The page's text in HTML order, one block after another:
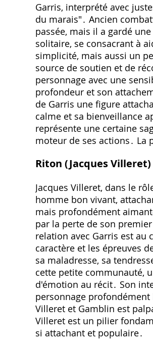
Garris‚ interprété avec
du marais"․ Ancien
passée‚ mais il a gardé
solitaire‚ se consacrant à
simplicité‚ mais aussi un
source de soutien et de
personnage avec une
profondeur et son
de Garris une figure
calme et sa bienveillance
représente une certaine
moteur de ses actions․
Riton (Jacques Villeret)
Jacques Villeret‚ dans le
homme bon vivant‚
mais profondément
par la perte de son
relation avec Garris est
caractère et les épreuves
sa maladresse‚ sa
cette petite communauté‚
d'émotion au récit․ Son
personnage profondément
Villeret et Gamblin est
Villeret est un pilier
si attachant et populaire․